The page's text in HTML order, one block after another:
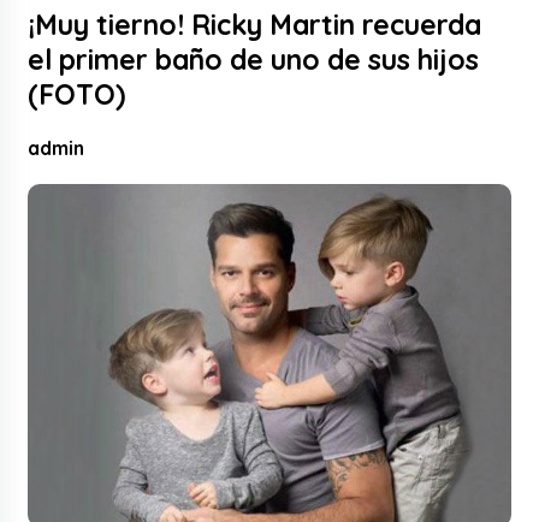
¡Muy tierno! Ricky Martin recuerda
el primer baño de uno de sus hijos
(FOTO)
admin